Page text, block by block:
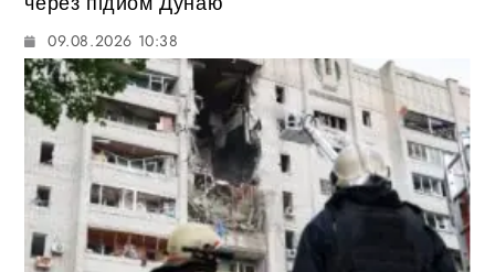
09.08.2026 10:38